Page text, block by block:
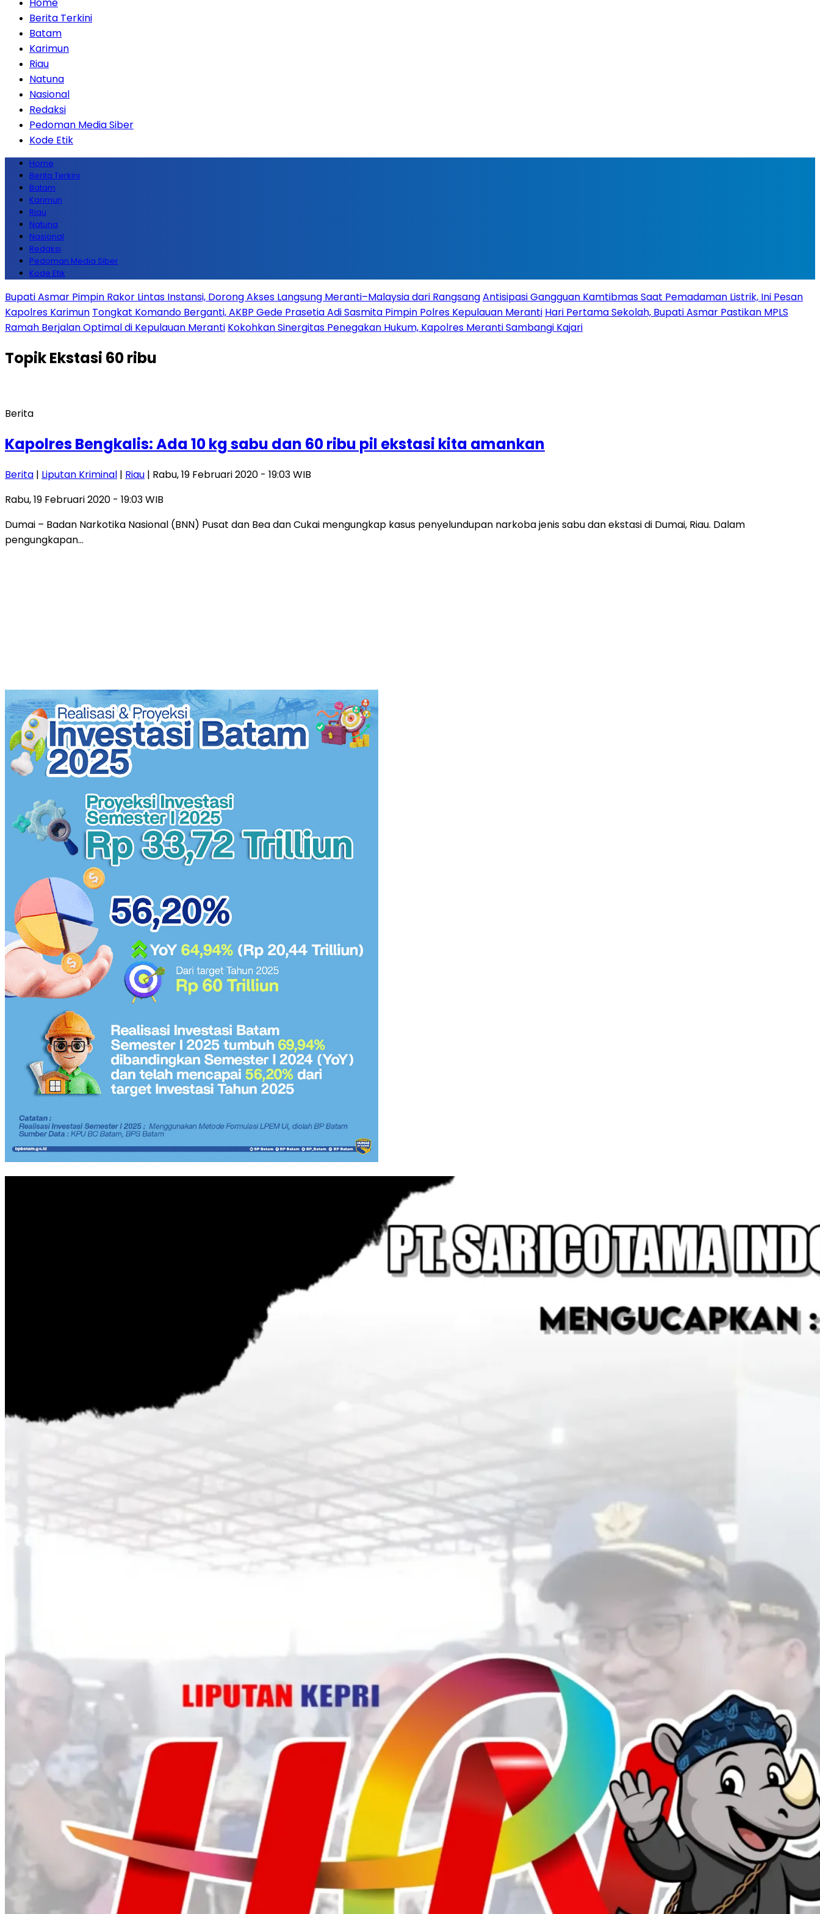
Berita Terkini
Batam
Karimun
Riau
Natuna
Nasional
Redaksi
Pedoman Media Siber
Kode Etik
Home
Berita Terkini
Batam
Karimun
Riau
Natuna
Nasional
Redaksi
Pedoman Media Siber
Kode Etik
Bupati Asmar Pimpin Rakor Lintas Instansi, Dorong Akses Langsung Meranti–Malaysia dari RangsangAntisipasi Gangguan Kamtibmas Saat Pemadaman Listrik, Ini Pesan
Kapolres Karimun Tongkat Komando Berganti, AKBP Gede Prasetia Adi Sasmita Pimpin Polres Kepulauan Meranti Hari Pertama Sekolah, Bupati Asmar Pastikan MPLS
Ramah Berjalan Optimal di Kepulauan Meranti Kokohkan Sinergitas Penegakan Hukum, Kapolres Meranti Sambangi Kajari
TopikEkstasi 60 ribu
Berita
Kapolres Bengkalis: Ada 10 kg sabu dan 60 ribu pil ekstasi kita amankan
Berita | Liputan Kriminal | Riau | Rabu, 19 Februari 2020 - 19:03 WIB
Rabu, 19 Februari 2020 - 19:03 WIB
Dumai – Badan Narkotika Nasional (BNN) Pusat dan Bea dan Cukai mengungkap kasus penyelundupan narkoba jenis sabu dan ekstasi di Dumai, Riau. Dalam
pengungkapan…